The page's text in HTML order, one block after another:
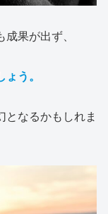
果が出ず、
う。
となるかもしれま